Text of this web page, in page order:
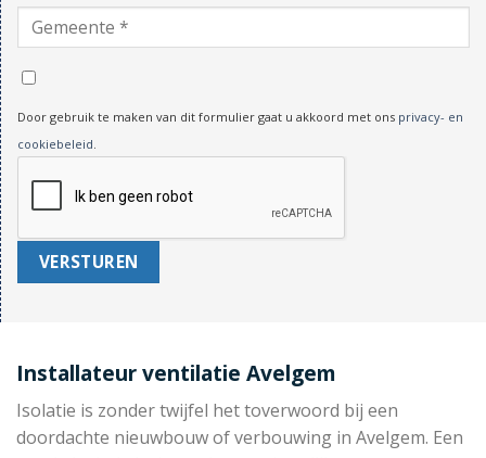
Door gebruik te maken van dit formulier gaat u akkoord met ons privacy- en
cookiebeleid
Installateur ventilatie Avelgem
Isolatie is zonder twijfel het toverwoord bij een
doordachte nieuwbouw of verbouwing in Avelgem. Een